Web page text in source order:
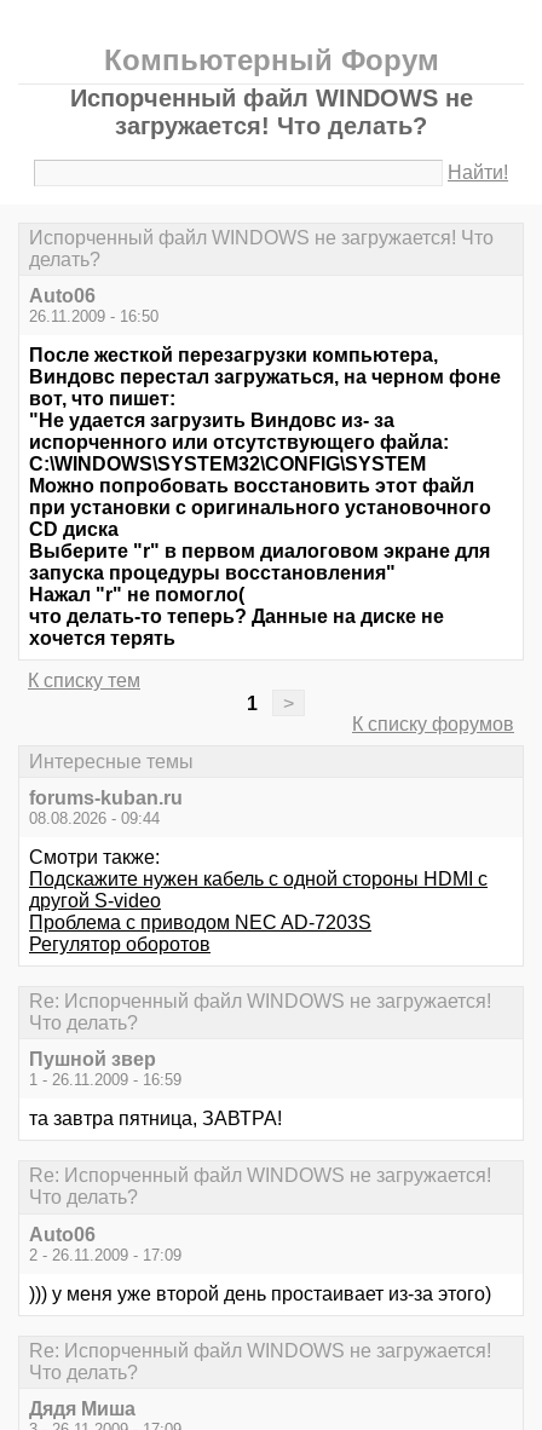
Компьютерный Форум
Испорченный файл WINDOWS не
загружается! Что делать?
Найти!
Испорченный файл WINDOWS не загружается! Что
делать?
Auto06
26.11.2009 - 16:50
После жесткой перезагрузки компьютера,
Виндовс перестал загружаться, на черном фоне
вот, что пишет:
"Не удается загрузить Виндовс из- за
испорченного или отсутствующего файла:
С:\WINDOWS\SYSTEM32\CONFIG\SYSTEM
Можно попробовать восстановить этот файл
при установки с оригинального установочного
CD диска
Выберите "r" в первом диалоговом экране для
запуска процедуры восстановления"
Нажал "r" не помогло(
что делать-то теперь? Данные на диске не
хочется терять
К списку тем
1
>
К списку форумов
Интересные темы
forums-kuban.ru
08.08.2026 - 09:44
Смотри также:
Подскажите нужен кабель с одной стороны HDMI с
другой S-video
Проблема с приводом NEC AD-7203S
Регулятор оборотов
Re: Испорченный файл WINDOWS не загружается!
Что делать?
Пушной звер
1 - 26.11.2009 - 16:59
та завтра пятница, ЗАВТРА!
Re: Испорченный файл WINDOWS не загружается!
Что делать?
Auto06
2 - 26.11.2009 - 17:09
))) у меня уже второй день простаивает из-за этого)
Re: Испорченный файл WINDOWS не загружается!
Что делать?
Дядя Миша